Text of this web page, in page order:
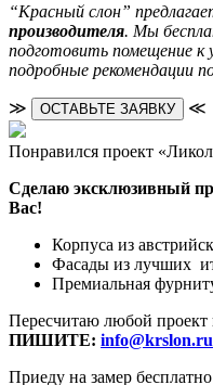
“Красный слон”
производителя. Мы
подготовить помещение к
подробные рекомендации
≫ ОСТАВЬТЕ ЗАЯВКУ ≪
Понравился проект
Сделаю эксклюзивный
Вас!
Корпуса из
Фасады из лучших
Премиальная
Пересчитаю любой проект
ПИШИТЕ: info@krslon.ru
Приеду на замер